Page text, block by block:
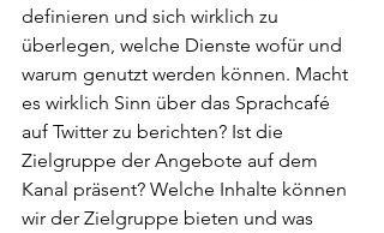
definieren und sich wirklich zu
überlegen, welche Dienste wofür und
warum genutzt werden können. Macht
es wirklich Sinn über das Sprachcafé
auf Twitter zu berichten? Ist die
Zielgruppe der Angebote auf dem
Kanal präsent? Welche Inhalte können
wir der Zielgruppe bieten und was